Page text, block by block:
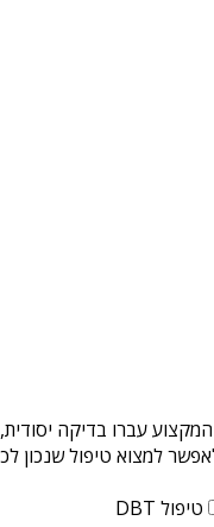
עברו בדיקה
למצוא טיפול שנכון
טיפול DBT